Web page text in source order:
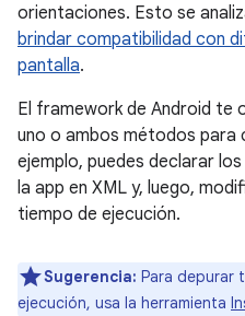
orientaciones. Esto se
brindar compatibilidad con
pantalla.
El framework de Android te
uno o ambos métodos para
ejemplo, puedes declarar
la app en XML y, luego,
tiempo de ejecución.
Sugerencia: Para depurar
ejecución, usa la herramienta